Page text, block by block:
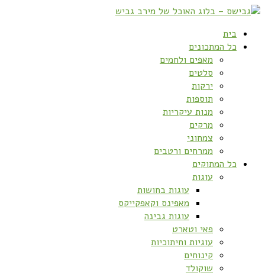
בית
כל המתכונים
מאפים ולחמים
סלטים
ירקות
תוספות
מנות עיקריות
מרקים
צמחוני
ממרחים ורטבים
כל המתוקים
עוגות
עוגות בחושות
מאפינס וקאפקייקס
עוגות גבינה
פאי וטארט
עוגיות וחיתוכיות
קינוחים
שוקולד